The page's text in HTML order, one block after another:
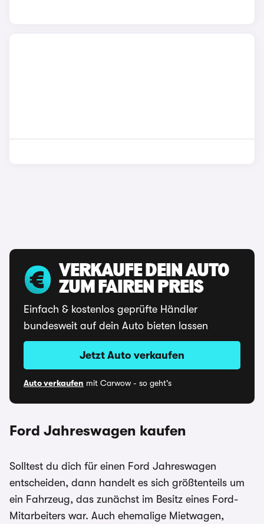
VERKAUFE DEIN AUTO
ZUM FAIREN PREIS
Einfach & kostenlos geprüfte Händler
bundesweit auf dein Auto bieten lassen
Jetzt Auto verkaufen
Auto verkaufen mit Carwow - so geht's
Ford Jahreswagen kaufen
Solltest du dich für einen Ford Jahreswagen
entscheiden, dann handelt es sich größtenteils um
ein Fahrzeug, das zunächst im Besitz eines Ford-
Mitarbeiters war. Auch ehemalige Mietwagen,